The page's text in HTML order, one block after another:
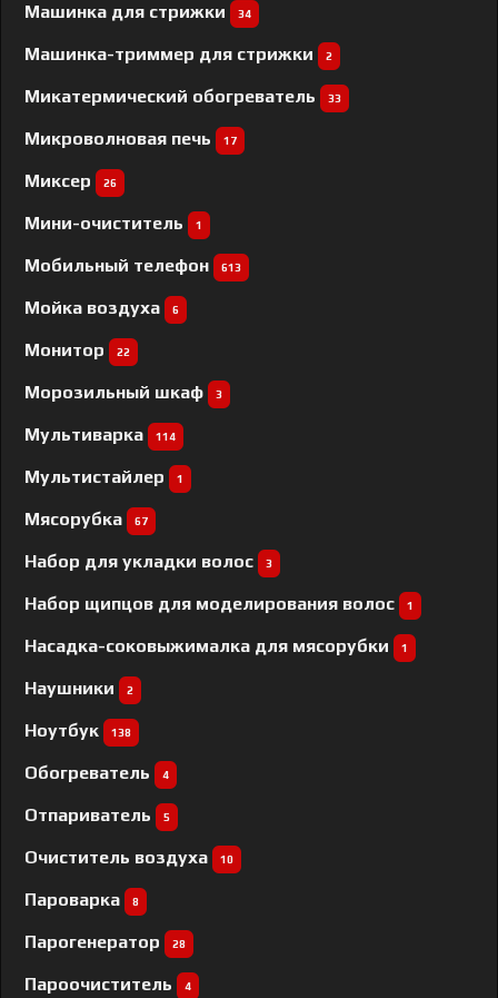
Машинка для стрижки 34
Машинка-триммер для стрижки 2
Микатермический обогреватель 33
Микроволновая печь 17
Миксер 26
Мини-очиститель 1
Мобильный телефон 613
Мойка воздуха 6
Монитор 22
Морозильный шкаф 3
Мультиварка 114
Мультистайлер 1
Мясорубка 67
Набор для укладки волос 3
Набор щипцов для моделирования волос 1
Насадка-соковыжималка для мясорубки 1
Наушники 2
Ноутбук 138
Обогреватель 4
Отпариватель 5
Очиститель воздуха 10
Пароварка 8
Парогенератор 28
Пароочиститель 4